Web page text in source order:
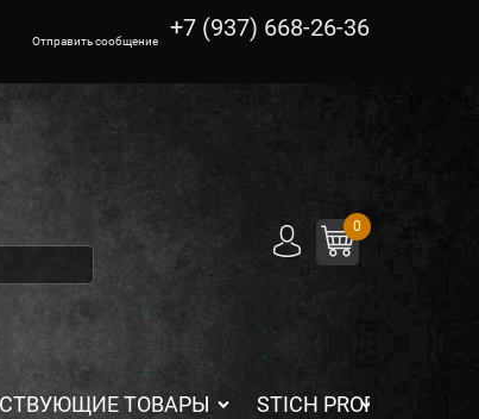
Отправить сообщение +7 (937) 668-26-36
0
ТОВАРЫ STICH PROFI